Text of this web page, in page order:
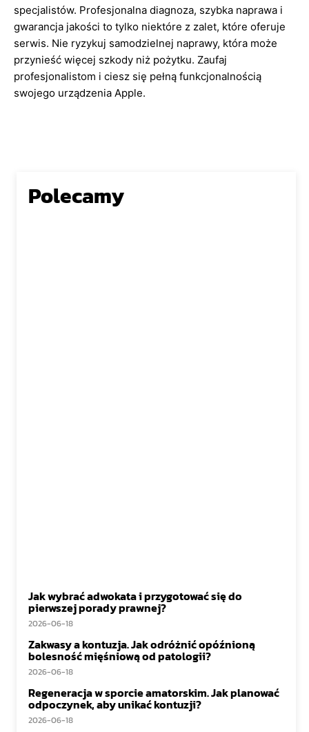
specjalistów. Profesjonalna diagnoza, szybka naprawa i
gwarancja jakości to tylko niektóre z zalet, które oferuje
serwis. Nie ryzykuj samodzielnej naprawy, która może
przynieść więcej szkody niż pożytku. Zaufaj
profesjonalistom i ciesz się pełną funkcjonalnością
swojego urządzenia Apple.
Polecamy
Jak wybrać adwokata i przygotować się do
pierwszej porady prawnej?
2026-06-18
Zakwasy a kontuzja. Jak odróżnić opóźnioną
bolesność mięśniową od patologii?
2026-06-18
Regeneracja w sporcie amatorskim. Jak planować
odpoczynek, aby unikać kontuzji?
2026-06-18